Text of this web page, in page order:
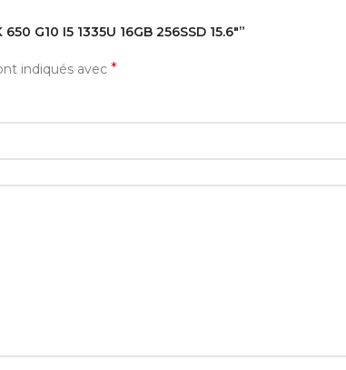
G10 I5 1335U 16GB 256SSD 15.6″”
indiqués avec *